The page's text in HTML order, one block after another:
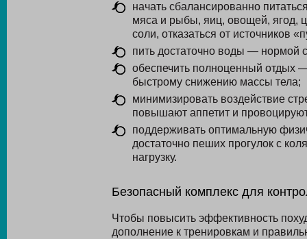
начать сбалансированно
мяса и рыбы, яиц, овощей, ягод,
соли, отказаться от источников
пить достаточно воды — нормой
обеспечить полноценный отдых
быстрому снижению массы тела;
минимизировать воздействие
повышают аппетит и
поддерживать оптимальную
достаточно пеших прогулок с
нагрузку.
Безопасный комплекс для
Чтобы повысить эффективность
дополнение к тренировкам и